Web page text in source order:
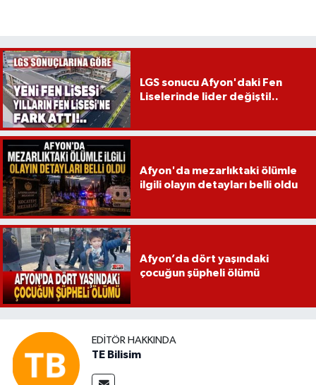
LGS sonucu Afyon'daki Fen
Liselerinde lider değişti!..
Afyon'da mezarlıktaki ölümle
ilgili olayın detayları belli oldu
Afyon’da dört yaşındaki
çocuğun şüpheli ölümü
EDITÖR HAKKINDA
TE Bilisim